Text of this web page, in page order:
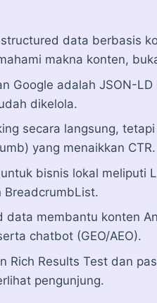
data berbasis
makna konten,
Google adalah JSON-
dikelola.
secara langsung,
yang menaikkan CTR.
bisnis lokal meliputi
BreadcrumbList.
data membantu konten
chatbot (GEO/AEO).
Rich Results Test dan
pengunjung.